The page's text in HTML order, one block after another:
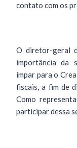
contato com os
O diretor-geral
importância da
ímpar para o
fiscais, a fim de
Como
participar dessa